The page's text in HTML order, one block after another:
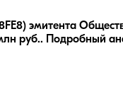
эмитента
руб.. Подробный